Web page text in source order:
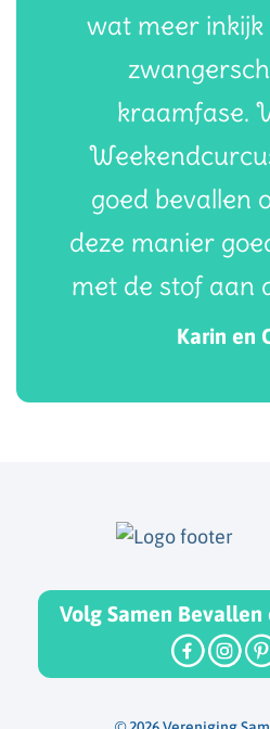
wat meer inkijk
kraamfase.
goed bevallen
deze manier
met de stof aan
Karin en
Volg Samen